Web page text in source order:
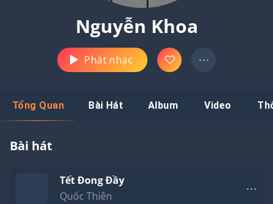
Nguyễn Khoa
Phát nhạc
Tổng Quan Bài Hát Album Video
Bài hát
Tết Đong Đầy
Quốc Thiên